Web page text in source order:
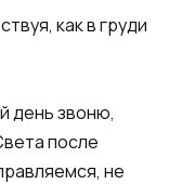
как в груди
день звоню,
после
не